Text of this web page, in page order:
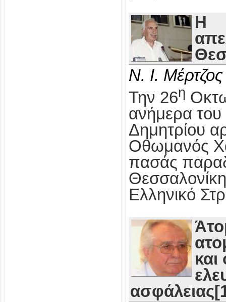
Η
Ν. Ι. Μέρτζος
Την 26η
ανήμερα του
Δημητρίου
Οθωμανός
πασάς
Ελληνικό